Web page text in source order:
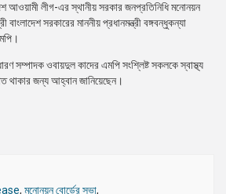
আওয়ামী লীগ-এর স্থানীয় সরকার জনপ্রতিনিধি মনোনয়ন
সরকারের মাননীয় প্রধানমন্ত্রী বঙ্গবন্ধুকন্যা
সম্পাদক ওবায়দুল কাদের এমপি সংশ্লিষ্ট সকলকে স্বাস্থ্য
থাকার জন্য আহ্বান জানিয়েছেন।
, মনোনয়ন বোর্ডের সভা,